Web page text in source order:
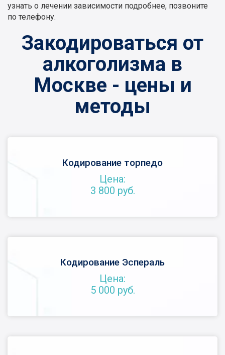
узнать о лечении зависимости подробнее, позвоните
по телефону.
Закодироваться от
алкоголизма в
Москве - цены и
методы
Кодирование торпедо
Цена:
3 800 руб.
Кодирование Эспераль
Цена:
5 000 руб.